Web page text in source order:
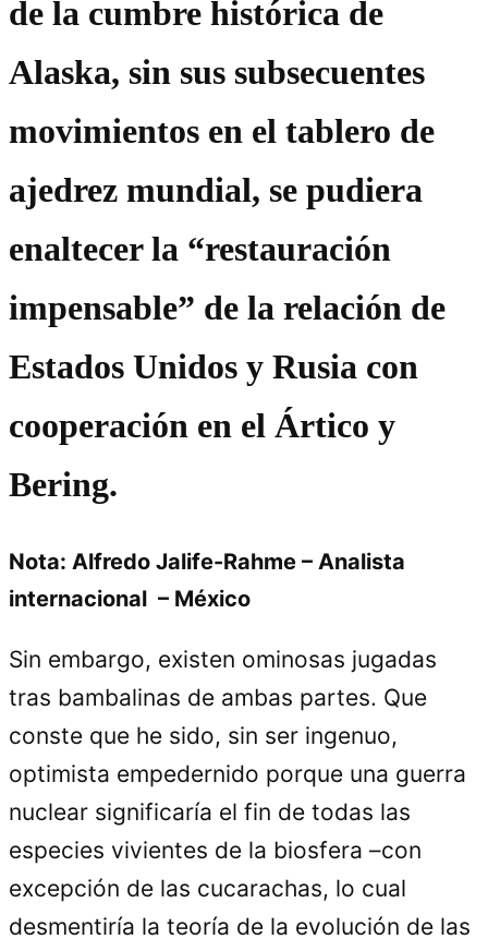
de la cumbre histórica de
Alaska, sin sus subsecuentes
movimientos en el tablero de
ajedrez mundial, se pudiera
enaltecer la “restauración
impensable” de la relación de
Estados Unidos y Rusia con
cooperación en el Ártico y
Bering.
Nota: Alfredo Jalife-Rahme – Analista
internacional – México
Sin embargo, existen ominosas jugadas
tras bambalinas de ambas partes. Que
conste que he sido, sin ser ingenuo,
optimista empedernido porque una guerra
nuclear significaría el fin de todas las
especies vivientes de la biosfera –con
excepción de las cucarachas, lo cual
desmentiría la teoría de la evolución de las